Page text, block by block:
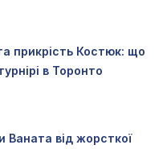
прикрість Костюк: що
в Торонто
Ваната від жорсткої